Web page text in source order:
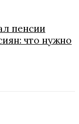
пенсии
что нужно